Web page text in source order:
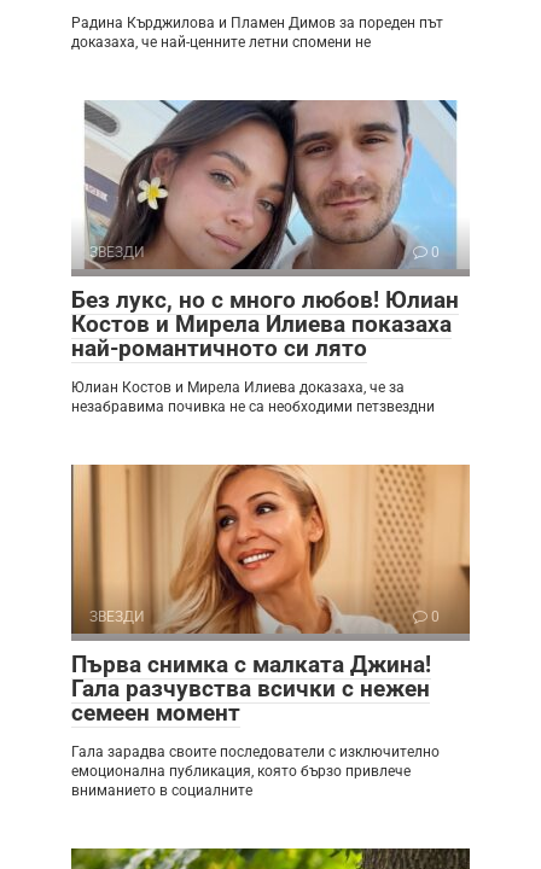
Радина Кърджилова и Пламен Димов за пореден път
доказаха, че най-ценните летни спомени не
ЗВЕЗДИ 0
Без лукс, но с много любов! Юлиан
Костов и Мирела Илиева показаха
най-романтичното си лято
Юлиан Костов и Мирела Илиева доказаха, че за
незабравима почивка не са необходими петзвездни
ЗВЕЗДИ 0
Първа снимка с малката Джина!
Гала разчувства всички с нежен
семеен момент
Гала зарадва своите последователи с изключително
емоционална публикация, която бързо привлече
вниманието в социалните